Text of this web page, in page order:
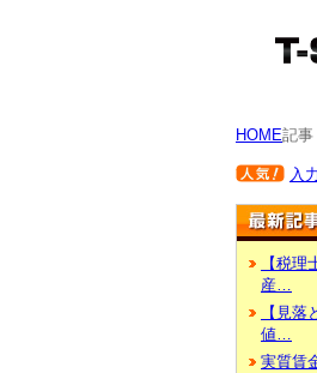
HOME記事
入
【税
産…
【見
値…
実質賃